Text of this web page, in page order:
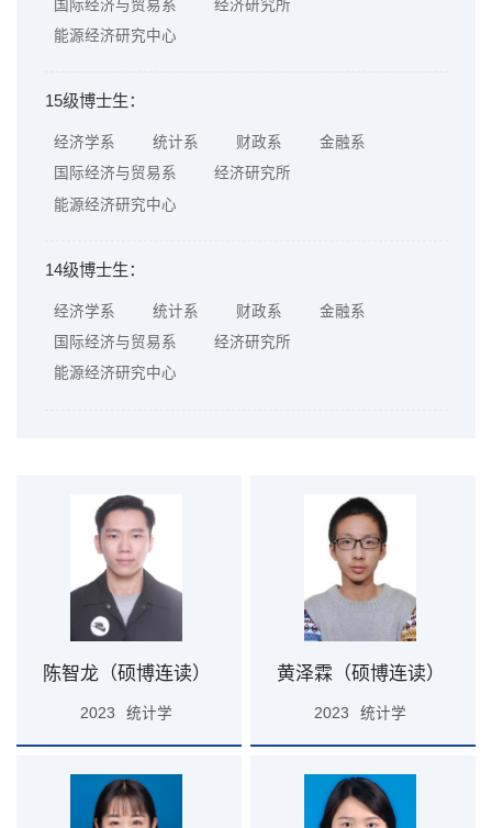
国际经济与贸易系
经济研究所
能源经济研究中心
15级博士生：
经济学系 统计系 财政系
金融系
国际经济与贸易系
经济研究所
能源经济研究中心
14级博士生：
经济学系 统计系 财政系
金融系
国际经济与贸易系
经济研究所
能源经济研究中心
陈智龙（硕博连读）
2023 统计学
黄泽霖（硕博连读）
2023 统计学